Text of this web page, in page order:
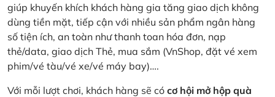
giúp khuyến khích khách hàng gia tăng giao dịch không
dùng tiền mặt, tiếp cận với nhiều sản phẩm ngân hàng
số tiện ích, an toàn như thanh toan hóa đơn, nạp
thẻ/data, giao dịch Thẻ, mua sắm (VnShop, đặt vé xem
phim/vé tàu/vé xe/vé máy bay)….
Với mỗi lượt chơi, khách hàng sẽ có cơ hội mở hộp quà